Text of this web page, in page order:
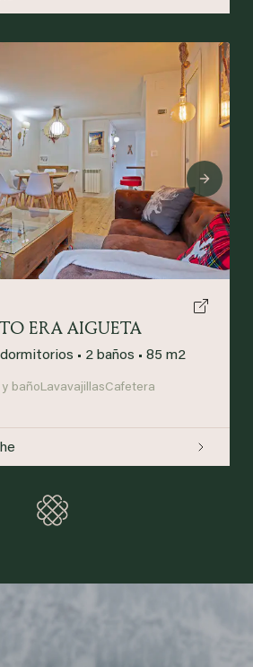
Next
ERA AIGUETA
• 2 baños • 85 m2
bañoLavavajillasCafetera
Loading